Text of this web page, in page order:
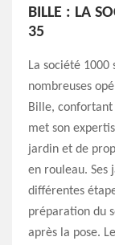
BILLE : LA
35
La société
nombreuses
Bille, confortant
met son
jardin et de
en rouleau.
différentes
préparation du
après la pose.